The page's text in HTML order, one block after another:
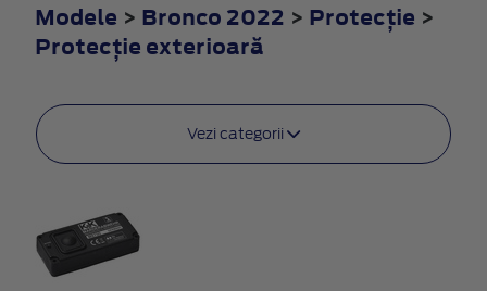
Modele > Bronco 2022 > Protecţie >
Protecţie exterioară
Vezi categorii